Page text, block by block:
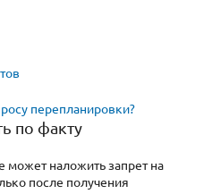
перепланировки?
по факту
может наложить запрет на
после получения